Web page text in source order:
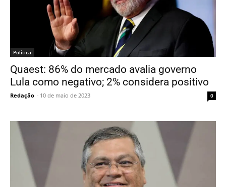
Política
Quaest: 86% do mercado avalia governo
Lula como negativo; 2% considera positivo
Redação - 10 de maio de 2023 0